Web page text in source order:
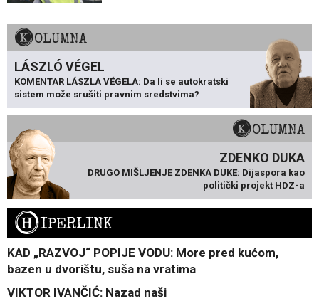
KOLUMNA
LÁSZLÓ VÉGEL
KOMENTAR LÁSZLA VÉGELA: Da li se autokratski
sistem može srušiti pravnim sredstvima?
KOLUMNA
ZDENKO DUKA
DRUGO MIŠLJENJE ZDENKA DUKE: Dijaspora kao
politički projekt HDZ-a
HIPERLINK
KAD „RAZVOJ“ POPIJE VODU: More pred kućom,
bazen u dvorištu, suša na vratima
VIKTOR IVANČIĆ: Nazad naši